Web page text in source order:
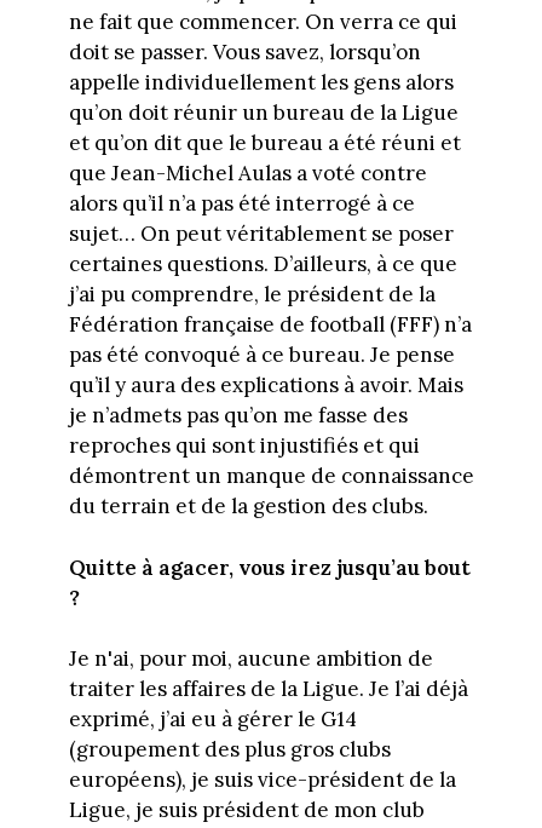
ne fait que commencer. On verra ce qui
doit se passer. Vous savez, lorsqu’on
appelle individuellement les gens alors
qu’on doit réunir un bureau de la Ligue
et qu’on dit que le bureau a été réuni et
que Jean-Michel Aulas a voté contre
alors qu’il n’a pas été interrogé à ce
sujet… On peut véritablement se poser
certaines questions. D’ailleurs, à ce que
j’ai pu comprendre, le président de la
Fédération française de football (FFF) n’a
pas été convoqué à ce bureau. Je pense
qu’il y aura des explications à avoir. Mais
je n’admets pas qu’on me fasse des
reproches qui sont injustifiés et qui
démontrent un manque de connaissance
du terrain et de la gestion des clubs.
Quitte à agacer, vous irez jusqu’au bout
?
Je n'ai, pour moi, aucune ambition de
traiter les affaires de la Ligue. Je l’ai déjà
exprimé, j’ai eu à gérer le G14
(groupement des plus gros clubs
européens), je suis vice-président de la
Ligue, je suis président de mon club